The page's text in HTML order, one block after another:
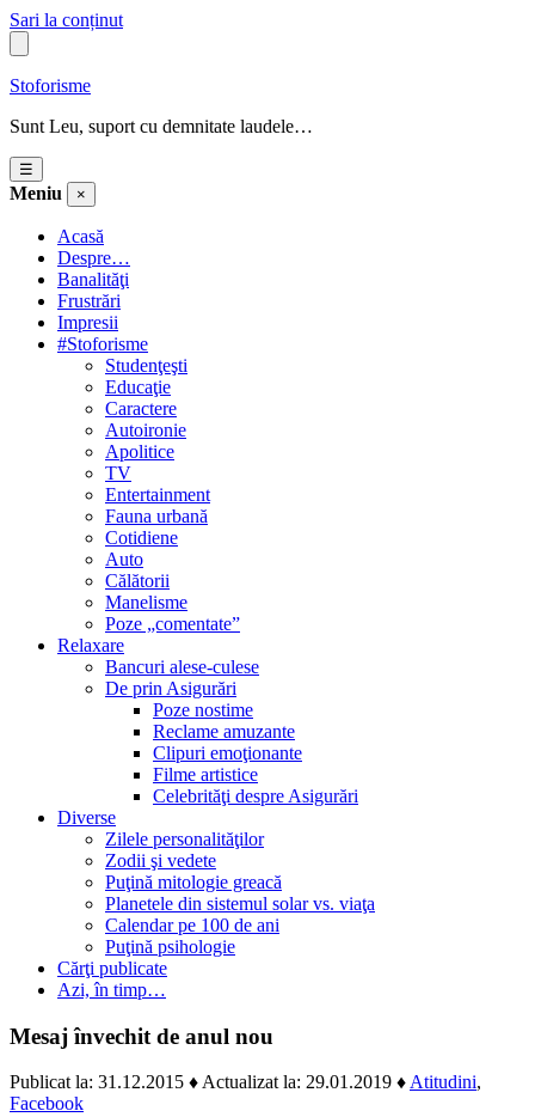
Sari la conținut
Stoforisme
Sunt Leu, suport cu demnitate laudele…
☰
Meniu ×
Acasă
Despre…
Banalităţi
Frustrări
Impresii
#Stoforisme
Studenţeşti
Educaţie
Caractere
Autoironie
Apolitice
TV
Entertainment
Fauna urbană
Cotidiene
Auto
Călătorii
Manelisme
Poze „comentate”
Relaxare
Bancuri alese-culese
De prin Asigurări
Poze nostime
Reclame amuzante
Clipuri emoţionante
Filme artistice
Celebrităţi despre Asigurări
Diverse
Zilele personalităţilor
Zodii şi vedete
Puţină mitologie greacă
Planetele din sistemul solar vs. viaţa
Calendar pe 100 de ani
Puţină psihologie
Cărţi publicate
Azi, în timp…
Mesaj învechit de anul nou
Publicat la: 31.12.2015 ♦ Actualizat la: 29.01.2019 ♦Atitudini,
Facebook